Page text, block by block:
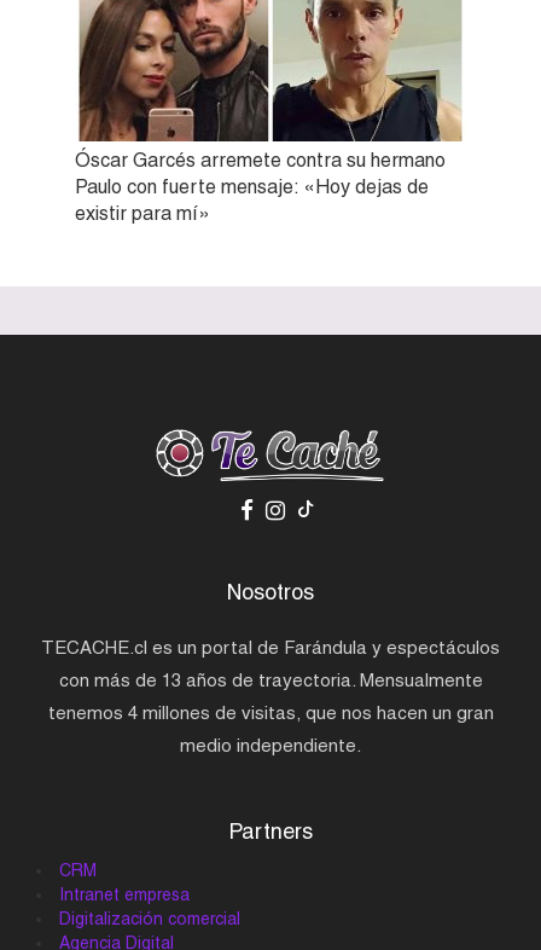
Óscar Garcés arremete contra su hermano
Paulo con fuerte mensaje: «Hoy dejas de
existir para mí»
Nosotros
TECACHE.cl es un portal de Farándula y espectáculos
con más de 13 años de trayectoria. Mensualmente
tenemos 4 millones de visitas, que nos hacen un gran
medio independiente.
Partners
CRM
Intranet empresa
Digitalización comercial
Agencia Digital